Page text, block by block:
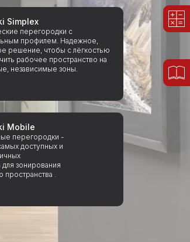
Simplex
перегородки с
профилем. Надежное,
решение, чтобы с лёгкостью
рабочее пространство на
независимые зоны.
Mobile
перегородки -
доступных и
зонирования
пространства .